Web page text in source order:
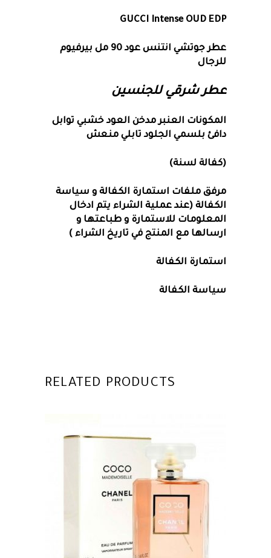
GUCCI Intense OUD EDP
عطر جوتشي انتنس عود 90 مل بيرفيوم
للرجال
عطر شرقي للجنسين
دافئ بلسمي الجلود تابلي منعش
(كفالة لسنة)
مرفق ملفات استمارة الكفالة و سياسة
الكفالة (عند عملية الشراء يتم ادخال
المعلومات للاستمارة و طباعتها و
ارسالها مع المنتج في تاريخ الشراء )
استمارة الكفالة
سياسة الكفالة
RELATED PRODUCTS